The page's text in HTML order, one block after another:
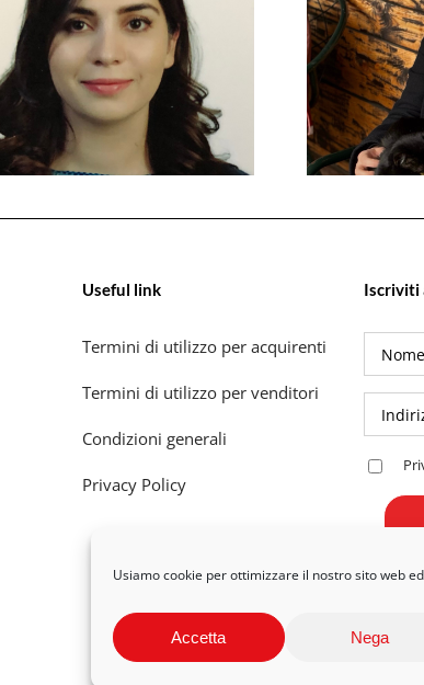
Usiamo cookie per ottimizzare il nostro sito web
Accetta Nega
Useful link
Termini di utilizzo per acquirenti
Termini di utilizzo per venditori
Condizioni generali
Privacy Policy
Iscriviti